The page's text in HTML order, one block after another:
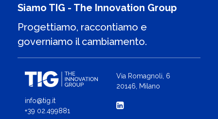
Siamo TIG - The Innovation Group
Progettiamo, raccontiamo e
governiamo il cambiamento.
info@tig.it
+39 02.499881
Via Romagnoli, 6
20146, Milano